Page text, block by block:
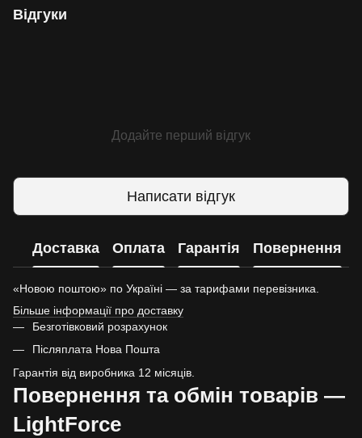
Відгуки
Додайте перший відгук
Написати відгук
Доставка Оплата Гарантія Повернення
«Новою поштою» по Україні — за тарифами перевізника.
Більше інформації про доставку
Безготівковий розрахунок
Післяплата Нова Пошта
Гарантія від виробника 12 місяців.
Повернення та обмін товарів —
LightForce